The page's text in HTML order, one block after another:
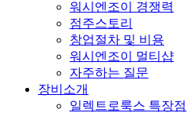
워시엔조이 경쟁력
점주스토리
창업절차 및 비용
워시엔조이 멀티샵
자주하는 질문
장비소개
일렉트로룩스 특장점